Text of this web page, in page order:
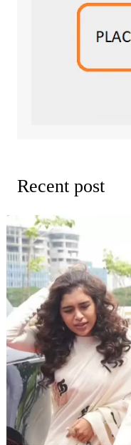
Recent post